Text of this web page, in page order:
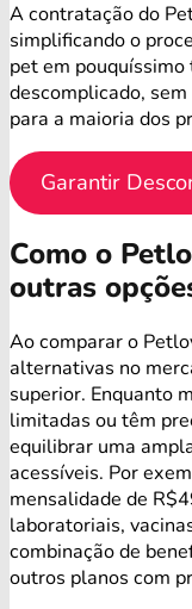
A contratação do
simplificando o
pet em
descomplicado,
para a maioria dos
Garantir
Como o
outras
Ao comparar o
alternativas no
superior. Enquanto
limitadas ou têm
equilibrar uma
acessíveis. Por
mensalidade de
laboratoriais,
combinação de
outros planos com